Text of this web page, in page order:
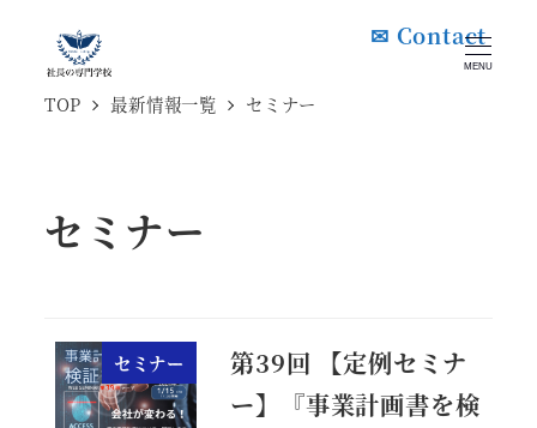
MENU
✉ Contact
TOP 最新情報一覧 セミナー
セミナー
セミナー
第39回 【定例セミナ
ー】『事業計画書を検